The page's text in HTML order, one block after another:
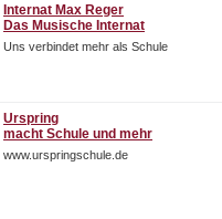
Internat Max Reger
Das Musische Internat
Uns verbindet mehr als Schule
Urspring
macht Schule und mehr
www.urspringschule.de